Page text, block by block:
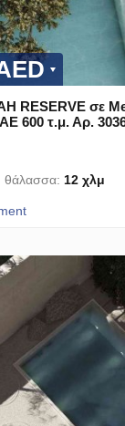
RESERVE σε
600 τ.μ. Αρ.
θάλασσα: 12 χλμ